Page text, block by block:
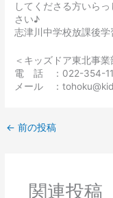
してくださる方いら
さい♪
志津川中学校放課後学
＜キッズドア東北事業
電 話 ：022-354-
メール ：
← 前の投稿
関連投稿